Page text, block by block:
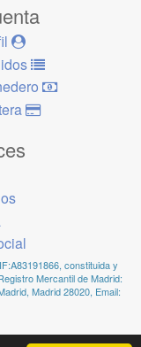
constituida y
Mercantil de Madrid:
Madrid 28020, Email: